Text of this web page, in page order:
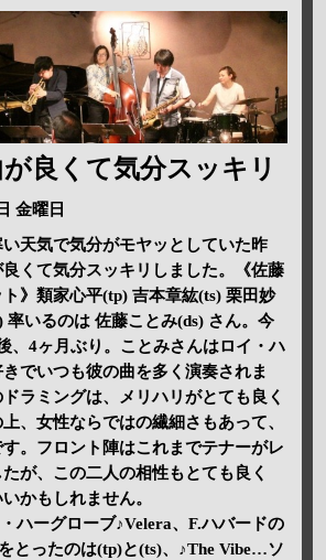
良くて気分スッキリ
金曜日
天気で気分がモヤッとしていた昨
くて気分スッキリしました。《佐藤
》類家心平(tp) 吉本章紘(ts) 栗田妙
率いるのは 佐藤ことみ(ds) さん。今
、4ヶ月ぶり。ことみさんはロイ・ハ
でいつも彼の曲を多く演奏されま
ラミングは、メリハリがとても良く
、女性ならではの繊細さもあって、
。フロント陣はこれまでテナーがレ
が、この二人の相性もとても良く
かもしれません。
ハーグローブ♪Velera、F.ハバードの
とったのは(tp)と(ts)、♪The Vibe…ソ